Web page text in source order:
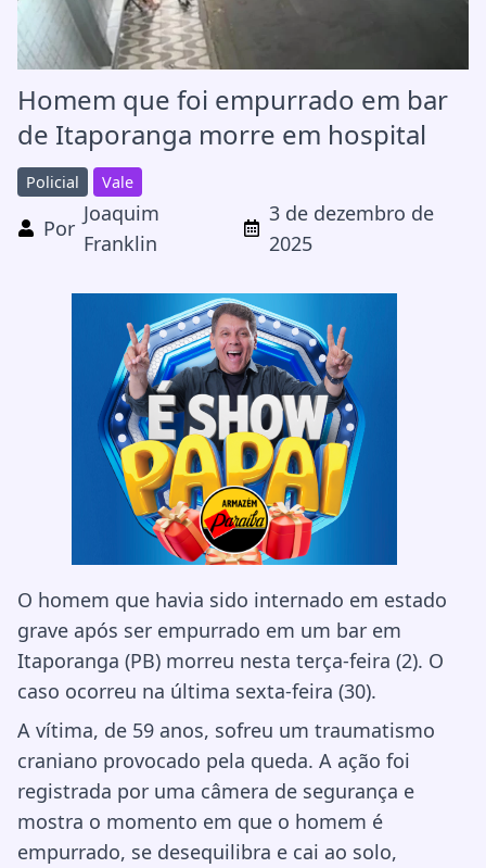
Homem que foi empurrado em bar
de Itaporanga morre em hospital
Policial Vale
Por
Joaquim
Franklin
3 de dezembro de
2025
O homem que havia sido internado em estado
grave após ser empurrado em um bar em
Itaporanga (PB) morreu nesta terça-feira (2). O
caso ocorreu na última sexta-feira (30).
A vítima, de 59 anos, sofreu um traumatismo
craniano provocado pela queda. A ação foi
registrada por uma câmera de segurança e
mostra o momento em que o homem é
empurrado, se desequilibra e cai ao solo,